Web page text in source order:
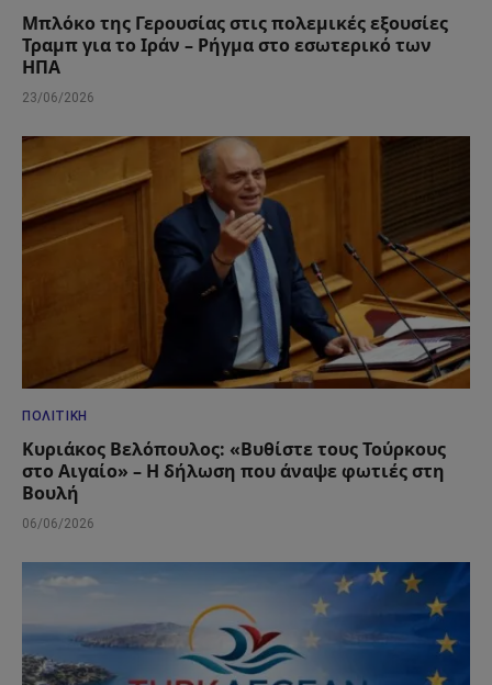
Μπλόκο της Γερουσίας στις πολεμικές εξουσίες
Τραμπ για το Ιράν – Ρήγμα στο εσωτερικό των
ΗΠΑ
23/06/2026
ΠΟΛΙΤΙΚΉ
Κυριάκος Βελόπουλος: «Βυθίστε τους Τούρκους
στο Αιγαίο» – Η δήλωση που άναψε φωτιές στη
Βουλή
06/06/2026